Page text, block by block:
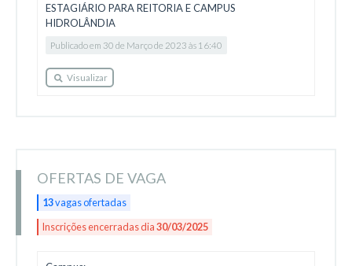
ESTAGIÁRIO PARA REITORIA E CAMPUS
HIDROLÂNDIA
Publicado em 30 de Março de 2023 às 16:40
Visualizar
OFERTAS DE VAGA
13vagas ofertadas
Inscrições encerradas dia30/03/2025